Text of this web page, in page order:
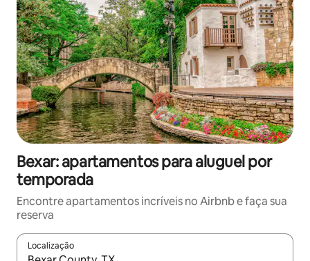
Bexar: apartamentos para aluguel por
temporada
Encontre apartamentos incríveis no Airbnb e faça sua
reserva
Localização
Quando os resultados estiverem disponíveis, explore-os